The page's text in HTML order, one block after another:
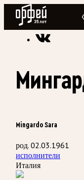
Радио Орфей
Радио
Mingardo Sara
род. 02.03.1961
исполнители
Италия